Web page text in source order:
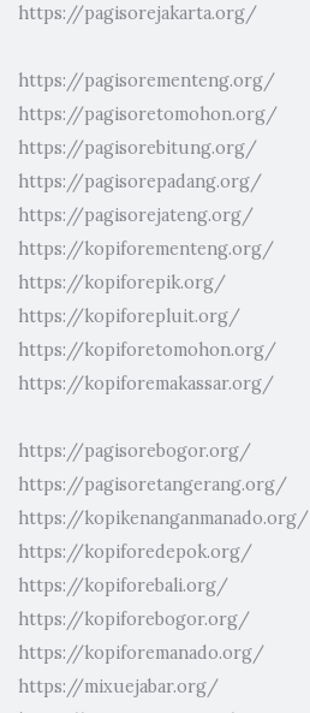
https://pagisorejakarta.org/
https://pagisorementeng.org/
https://pagisoretomohon.org/
https://pagisorebitung.org/
https://pagisorepadang.org/
https://pagisorejateng.org/
https://kopiforementeng.org/
https://kopiforepik.org/
https://kopiforepluit.org/
https://kopiforetomohon.org/
https://kopiforemakassar.org/
https://pagisorebogor.org/
https://pagisoretangerang.org/
https://kopikenanganmanado.org/
https://kopiforedepok.org/
https://kopiforebali.org/
https://kopiforebogor.org/
https://kopiforemanado.org/
https://mixuejabar.org/